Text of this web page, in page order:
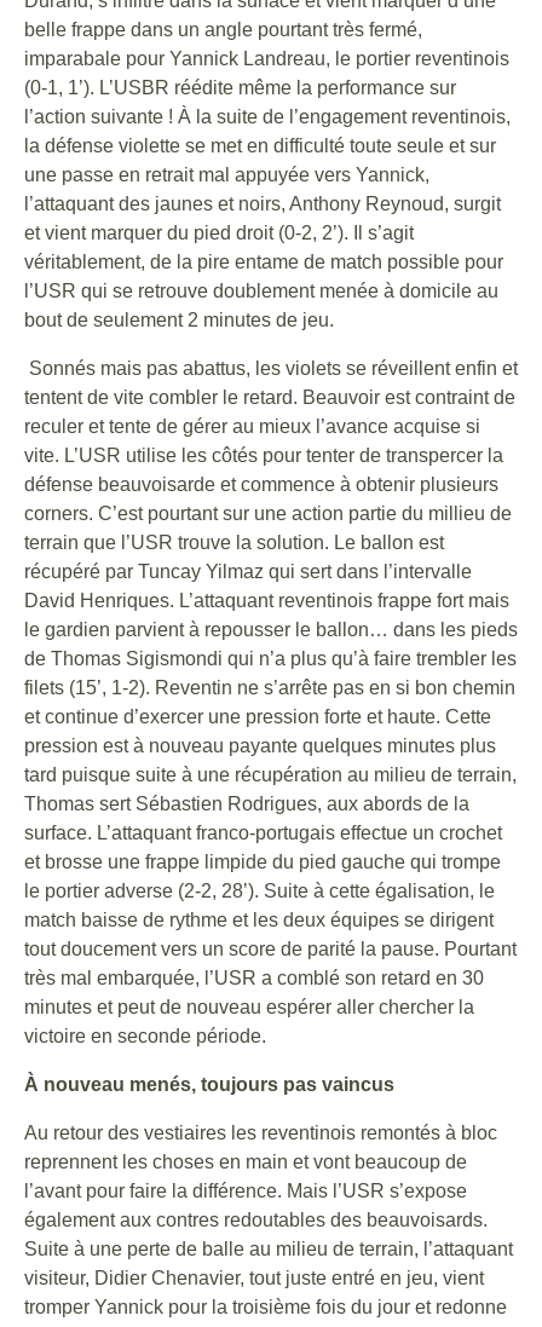
belle frappe dans un angle pourtant très fermé,
imparabale pour Yannick Landreau, le portier reventinois
(0-1, 1’). L’USBR réédite même la performance sur
l’action suivante ! À la suite de l’engagement reventinois,
la défense violette se met en difficulté toute seule et sur
une passe en retrait mal appuyée vers Yannick,
l’attaquant des jaunes et noirs, Anthony Reynoud, surgit
et vient marquer du pied droit (0-2, 2’). Il s’agit
véritablement, de la pire entame de match possible pour
l’USR qui se retrouve doublement menée à domicile au
bout de seulement 2 minutes de jeu.
Sonnés mais pas abattus, les violets se réveillent enfin et
tentent de vite combler le retard. Beauvoir est contraint de
reculer et tente de gérer au mieux l’avance acquise si
vite. L’USR utilise les côtés pour tenter de transpercer la
défense beauvoisarde et commence à obtenir plusieurs
corners. C’est pourtant sur une action partie du millieu de
terrain que l’USR trouve la solution. Le ballon est
récupéré par Tuncay Yilmaz qui sert dans l’intervalle
David Henriques. L’attaquant reventinois frappe fort mais
le gardien parvient à repousser le ballon… dans les pieds
de Thomas Sigismondi qui n’a plus qu’à faire trembler les
filets (15’, 1-2). Reventin ne s’arrête pas en si bon chemin
et continue d’exercer une pression forte et haute. Cette
pression est à nouveau payante quelques minutes plus
tard puisque suite à une récupération au milieu de terrain,
Thomas sert Sébastien Rodrigues, aux abords de la
surface. L’attaquant franco-portugais effectue un crochet
et brosse une frappe limpide du pied gauche qui trompe
le portier adverse (2-2, 28’). Suite à cette égalisation, le
match baisse de rythme et les deux équipes se dirigent
tout doucement vers un score de parité la pause. Pourtant
très mal embarquée, l’USR a comblé son retard en 30
minutes et peut de nouveau espérer aller chercher la
victoire en seconde période.
À nouveau menés, toujours pas vaincus
Au retour des vestiaires les reventinois remontés à bloc
reprennent les choses en main et vont beaucoup de
l’avant pour faire la différence. Mais l’USR s’expose
également aux contres redoutables des beauvoisards.
Suite à une perte de balle au milieu de terrain, l’attaquant
visiteur, Didier Chenavier, tout juste entré en jeu, vient
tromper Yannick pour la troisième fois du jour et redonne